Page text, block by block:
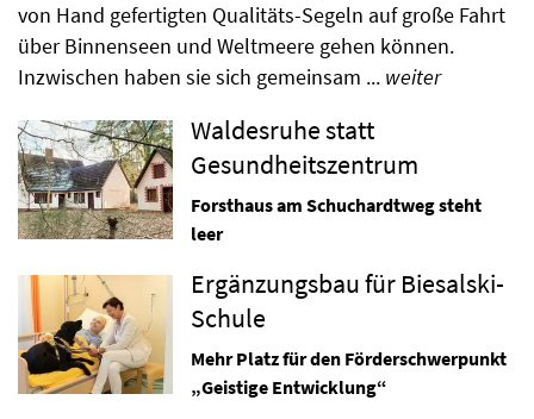
von Hand gefertigten Qualitäts-Segeln auf große Fahrt
über Binnenseen und Weltmeere gehen können.
Inzwischen haben sie sich gemeinsam ... weiter
Waldesruhe statt
Gesundheitszentrum
Forsthaus am Schuchardtweg steht
leer
Ergänzungsbau für Biesalski-
Schule
Mehr Platz für den Förderschwerpunkt
„Geistige Entwicklung“